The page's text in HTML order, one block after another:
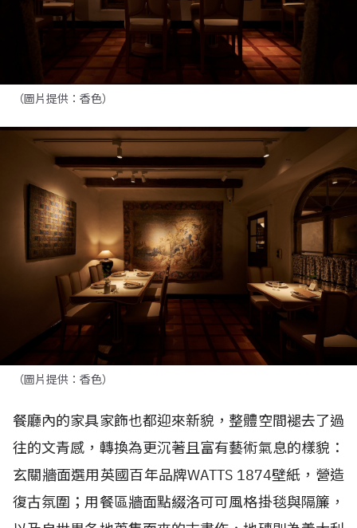
（圖片提供：香色）
（圖片提供：香色）
餐廳內的家具家飾也都迎來新貌，整體空間褪去了過
往的文青感，轉換為更沉著且富有藝術氣息的樣貌：
玄關牆面選用英國百年品牌WATTS 1874壁紙，營造
復古氛圍；用餐區牆面點綴洛可可風格掛毯與隔簾，